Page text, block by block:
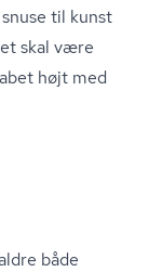
til kunst
skal være
højt med
både